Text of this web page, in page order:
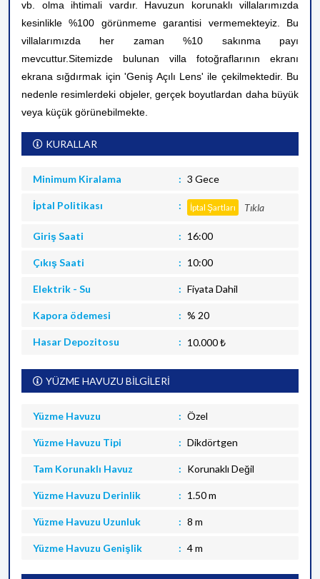
vb. olma ihtimali vardır. Havuzun korunaklı villalarımızda
kesinlikle %100 görünmeme garantisi vermemekteyiz. Bu
villalarımızda her zaman %10 sakınma payı
mevcuttur.Sitemizde bulunan villa fotoğraflarının ekranı
ekrana sığdırmak için 'Geniş Açılı Lens' ile çekilmektedir. Bu
nedenle resimlerdeki objeler, gerçek boyutlardan daha büyük
veya küçük görünebilmekte.
KURALLAR
Minimum Kiralama 3 Gece
İptal Politikası İptal Şartları Tıkla
Giriş Saati 16:00
Çıkış Saati 10:00
Elektrik - Su Fiyata Dahil
Kapora ödemesi % 20
Hasar Depozitosu 10.000 ₺
YÜZME HAVUZU BİLGİLERİ
Yüzme Havuzu Özel
Yüzme Havuzu Tipi Dikdörtgen
Tam Korunaklı Havuz Korunaklı Değil
Yüzme Havuzu Derinlik 1.50 m
Yüzme Havuzu Uzunluk 8 m
Yüzme Havuzu Genişlik 4 m